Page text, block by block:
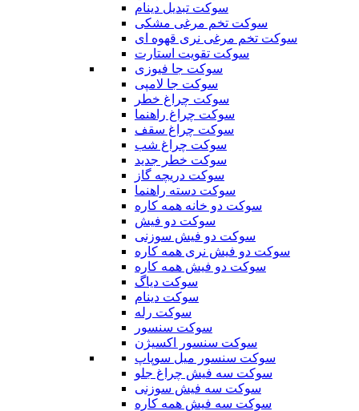
سوکت تبدیل دینام
سوکت تخم مرغی مشکی
سوکت تخم مرغی نری قهوه ای
سوکت تقویت استارت
سوکت جا فیوزی
سوکت جا لامپی
سوکت چراغ خطر
سوکت چراغ راهنما
سوکت چراغ سقف
سوکت چراغ شب
سوکت خطر جدید
سوکت دریچه گاز
سوکت دسته راهنما
سوکت دو خانه همه کاره
سوکت دو فیش
سوکت دو فیش سوزنی
سوکت دو فیش نری همه کاره
سوکت دو فیش همه کاره
سوکت دیاگ
سوکت دینام
سوکت رله
سوکت سنسور
سوکت سنسور اکسیژن
سوکت سنسور میل سوپاپ
سوکت سه فیش چراغ جلو
سوکت سه فیش سوزنی
سوکت سه فیش همه کاره